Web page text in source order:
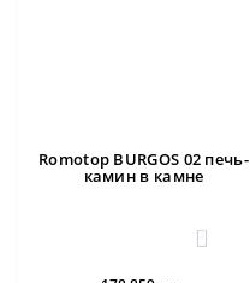
Romotop BURGOS 02 печь-
камин в камне
3